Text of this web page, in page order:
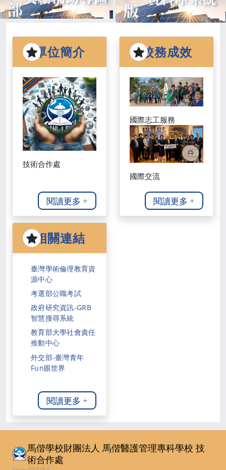
單位簡介
技術合作處
閱讀更多 +
校務成效
國際志工服務
國際交流
閱讀更多 +
相關連結
臺灣學術倫理教育資
源中心
考選部公職考試
政府研究資訊-GRB
智慧搜尋系統
教育部大學社會責任
推動中心
外交部-臺灣青年
Fun眼世界
閱讀更多 +
馬偕學校財團法人 馬偕醫護管理專科學校技
術合作處